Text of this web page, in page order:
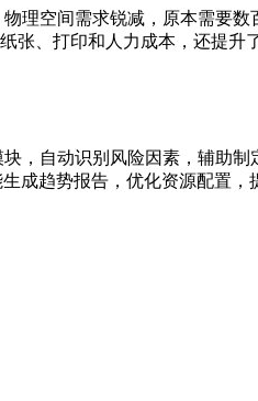
理空间需求锐减，原本需要数
张、打印和人力成本，还提升
，自动识别风险因素，辅助制
成趋势报告，优化资源配置，